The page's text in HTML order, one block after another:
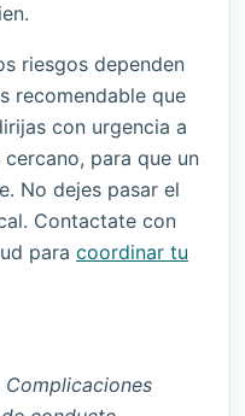
riesgos dependen
recomendable que
con urgencia a
para que un
No dejes pasar el
Contactate con
para coordinar tu
Complicaciones